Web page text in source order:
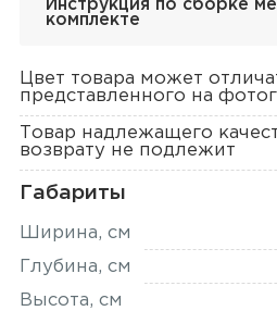
Инструкция по сборке
комплекте
Цвет товара может
представленного на
Товар надлежащего
возврату не подлежит
Габариты
Ширина, см
Глубина, см
Высота, см